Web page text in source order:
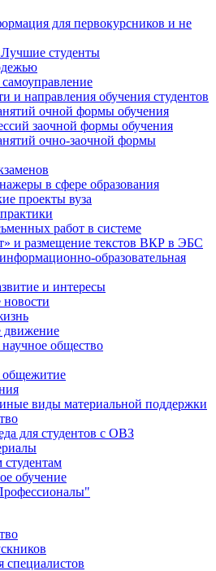
для первокурсников и не
студенты
и направления обучения студентов
очной формы обучения
заочной формы обучения
очно-заочной формы
в сфере образования
проекты вуза
работ в системе
и размещение текстов ВКР в ЭБС
образовательная
и интересы
новости
движение
общество
общежитие
виды материальной поддержки
для студентов с ОВЗ
обучение
специалистов